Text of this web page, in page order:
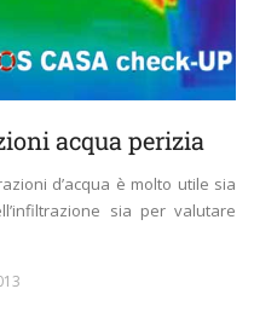
acqua perizia
d’acqua è molto utile sia
sia per valutare